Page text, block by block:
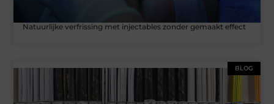
Natuurlijke verfrissing met injectables zonder gemaakt effect
BLOG